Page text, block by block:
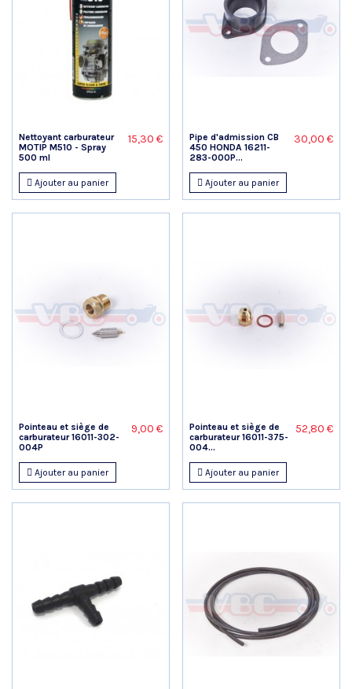
Nettoyant carburateur
MOTIP M510 - Spray
500 ml
15,30 €
Ajouter au panier
Pipe d'admission CB
450 HONDA 16211-
283-000P...
30,00 €
Ajouter au panier
Pointeau et siège de
carburateur 16011-302-
004P
9,00 €
Ajouter au panier
Pointeau et siège de
carburateur 16011-375-
004...
52,80 €
Ajouter au panier